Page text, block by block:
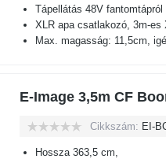
Tápellátás 48V fantomtápról
XLR apa csatlakozó, 3m-es
Max. magasság: 11,5cm,
E-Image 3,5m CF
Cikkszám: EI-
Hossza 363,5 cm,